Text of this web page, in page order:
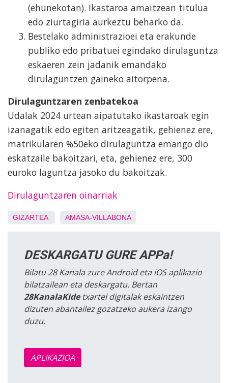
(ehunekotan). Ikastaroa amaitzean titulua
edo ziurtagiria aurkeztu beharko da.
Bestelako administrazioei eta erakunde
publiko edo pribatuei egindako dirulaguntza
eskaeren zein jadanik emandako
dirulaguntzen gaineko aitorpena.
Dirulaguntzaren zenbatekoa
Udalak 2024 urtean aipatutako ikastaroak egin
izanagatik edo egiten aritzeagatik, gehienez ere,
matrikularen %50eko dirulaguntza emango dio
eskatzaile bakoitzari, eta, gehienez ere, 300
euroko laguntza jasoko du bakoitzak.
Dirulaguntzaren oinarriak
GIZARTEA AMASA-VILLABONA
DESKARGATU GURE APPa!
Bilatu 28 Kanala zure Android eta iOS aplikazio
bilatzailean eta deskargatu. Bertan
28KanalaKidetxartel digitalak eskaintzen
dizuten abantailez gozatzeko aukera izango
duzu.
APLIKAZIOA